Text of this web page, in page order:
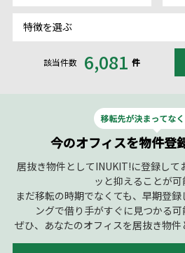
特徴を選ぶ
該当件数 6,081 件
今のオフィスを物件登
居抜き物件としてINUKIT!に登録して
ッと抑えることが可
まだ移転の時期でなくても、早期登
ングで借り手がすぐに見つかる可
ぜひ、あなたのオフィスを居抜き物件